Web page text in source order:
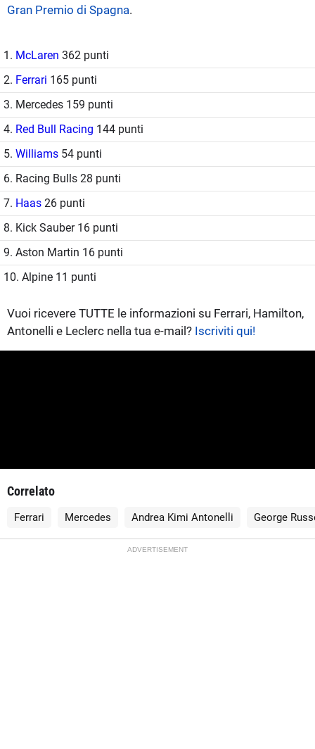
Gran Premio di Spagna.
1. McLaren 362 punti
2. Ferrari 165 punti
3. Mercedes 159 punti
4. Red Bull Racing 144 punti
5. Williams 54 punti
6. Racing Bulls 28 punti
7. Haas 26 punti
8. Kick Sauber 16 punti
9. Aston Martin 16 punti
10. Alpine 11 punti
Vuoi ricevere TUTTE le informazioni su Ferrari, Hamilton,
Antonelli e Leclerc nella tua e-mail? Iscriviti qui!
Correlato
Ferrari Mercedes Andrea Kimi Antonelli George
ADVERTISEMENT